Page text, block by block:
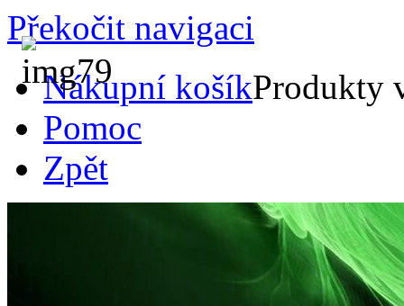
Překočit navigaci
Nákupní košíkProdukty
Pomoc
Zpět